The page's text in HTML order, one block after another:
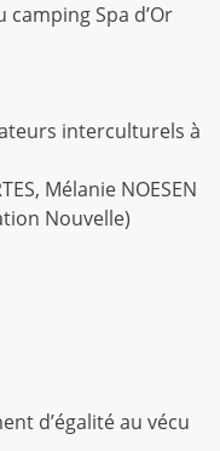
camping Spa d’Or
interculturels à
Mélanie NOESEN
Nouvelle)
d’égalité au vécu